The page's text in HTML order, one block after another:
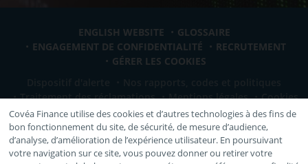
Covéa Finance utilise des cookies et d’autres technologies à des fins de
bon fonctionnement du site, de sécurité, de mesure d’audience,
d’analyse, d’amélioration de l’expérience utilisateur. En poursuivant
votre navigation sur ce site, vous pouvez donner ou retirer votre
ENGLISH WEBSITE
GLOSSAIRE
ENGAGEMENT DE CONFIDENTIALITÉ
RECRUTEMENT
GÉRER LES COOKIES
Traitement des réclamations
Mentions légales Cookies
VOUS ÊTES: